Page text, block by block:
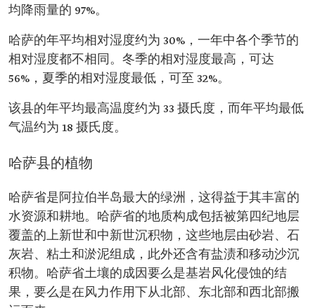
均降雨量的 97%。
哈萨的年平均相对湿度约为 30%，一年中各个季节的
相对湿度都不相同。冬季的相对湿度最高，可达
56%，夏季的相对湿度最低，可至 32%。
该县的年平均最高温度约为 33 摄氏度，而年平均最低
气温约为 18 摄氏度。
哈萨县的植物
哈萨省是阿拉伯半岛最大的绿洲，这得益于其丰富的
水资源和耕地。哈萨省的地质构成包括被第四纪地层
覆盖的上新世和中新世沉积物，这些地层由砂岩、石
灰岩、粘土和淤泥组成，此外还含有盐渍和移动沙沉
积物。哈萨省土壤的成因要么是基岩风化侵蚀的结
果，要么是在风力作用下从北部、东北部和西北部搬